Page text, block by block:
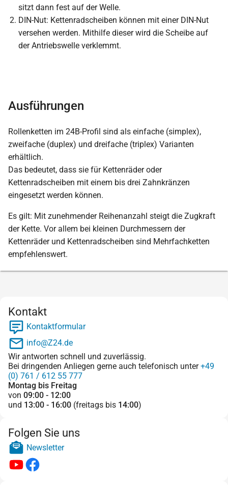
sitzt dann fest auf der Welle.
DIN-Nut: Kettenradscheiben können mit einer DIN-Nut
versehen werden. Mithilfe dieser wird die Scheibe auf
der Antriebswelle verklemmt.
Ausführungen
Rollenketten im 24B-Profil sind als einfache (simplex),
zweifache (duplex) und dreifache (triplex) Varianten
erhältlich.
Das bedeutet, dass sie für Kettenräder oder
Kettenradscheiben mit einem bis drei Zahnkränzen
eingesetzt werden können.
Es gilt: Mit zunehmender Reihenanzahl steigt die Zugkraft
der Kette. Vor allem bei kleinen Durchmessern der
Kettenräder und Kettenradscheiben sind Mehrfachketten
empfehlenswert.
Kontakt
Kontaktformular
info@Z24.de
Wir antworten schnell und zuverlässig.
Bei dringenden Anliegen gerne auch telefonisch unter+49
(0) 761 / 612 55 777
Montag bis Freitag
von 09:00 - 12:00
und 13:00 - 16:00 (freitags bis 14:00)
Folgen Sie uns
Newsletter